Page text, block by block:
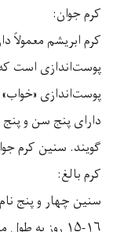
کرم جوان:
کرم ابریشم معمولاً
پوست‌اندازی است که
پوست‌اندازی
دارای پنج سن و
گویند. سنین کرم
کرم بالغ:
سنین چهار و پنج